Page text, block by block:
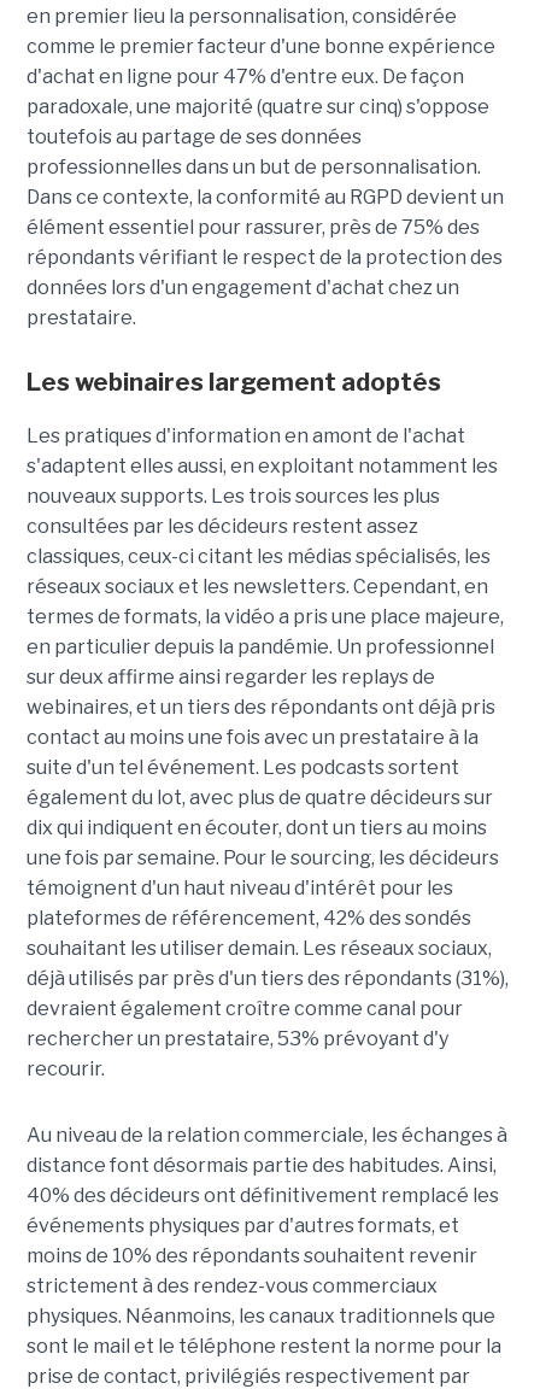
en premier lieu la personnalisation, considérée
comme le premier facteur d'une bonne expérience
d'achat en ligne pour 47% d'entre eux. De façon
paradoxale, une majorité (quatre sur cinq) s'oppose
toutefois au partage de ses données
professionnelles dans un but de personnalisation.
Dans ce contexte, la conformité au RGPD devient un
élément essentiel pour rassurer, près de 75% des
répondants vérifiant le respect de la protection des
données lors d'un engagement d'achat chez un
prestataire.
Les webinaires largement adoptés
Les pratiques d'information en amont de l'achat
s'adaptent elles aussi, en exploitant notamment les
nouveaux supports. Les trois sources les plus
consultées par les décideurs restent assez
classiques, ceux-ci citant les médias spécialisés, les
réseaux sociaux et les newsletters. Cependant, en
termes de formats, la vidéo a pris une place majeure,
en particulier depuis la pandémie. Un professionnel
sur deux affirme ainsi regarder les replays de
webinaires, et un tiers des répondants ont déjà pris
contact au moins une fois avec un prestataire à la
suite d'un tel événement. Les podcasts sortent
également du lot, avec plus de quatre décideurs sur
dix qui indiquent en écouter, dont un tiers au moins
une fois par semaine. Pour le sourcing, les décideurs
témoignent d'un haut niveau d'intérêt pour les
plateformes de référencement, 42% des sondés
souhaitant les utiliser demain. Les réseaux sociaux,
déjà utilisés par près d'un tiers des répondants (31%),
devraient également croître comme canal pour
rechercher un prestataire, 53% prévoyant d'y
recourir.
Au niveau de la relation commerciale, les échanges à
distance font désormais partie des habitudes. Ainsi,
40% des décideurs ont définitivement remplacé les
événements physiques par d'autres formats, et
moins de 10% des répondants souhaitent revenir
strictement à des rendez-vous commerciaux
physiques. Néanmoins, les canaux traditionnels que
sont le mail et le téléphone restent la norme pour la
prise de contact, privilégiés respectivement par